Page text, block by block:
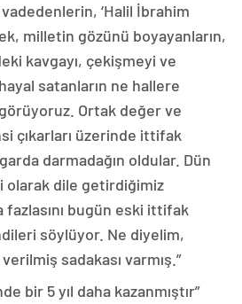
‘Halil İbrahim
milletin gözünü boyayanların,
kavgayı, çekişmeyi ve
satanların ne hallere
Ortak değer ve
çıkarları üzerinde ittifak
darmadağın oldular. Dün
olarak dile getirdiğimiz
bugün eski ittifak
söylüyor. Ne diyelim,
sadakası varmış.”
bir 5 yıl daha kazanmıştır”